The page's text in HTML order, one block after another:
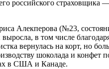
российского страховщика
Алекперова (№23,
в том числе
вернулась на корт, но
шоколада и конфет
в США и Канаде.